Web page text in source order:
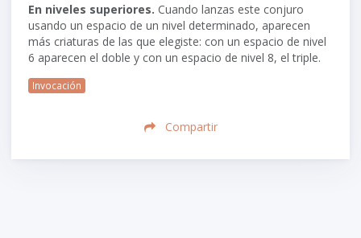
En niveles superiores. Cuando lanzas este conjuro
usando un espacio de un nivel determinado, aparecen
más criaturas de las que elegiste: con un espacio de nivel
6 aparecen el doble y con un espacio de nivel 8, el triple.
Invocación
Compartir